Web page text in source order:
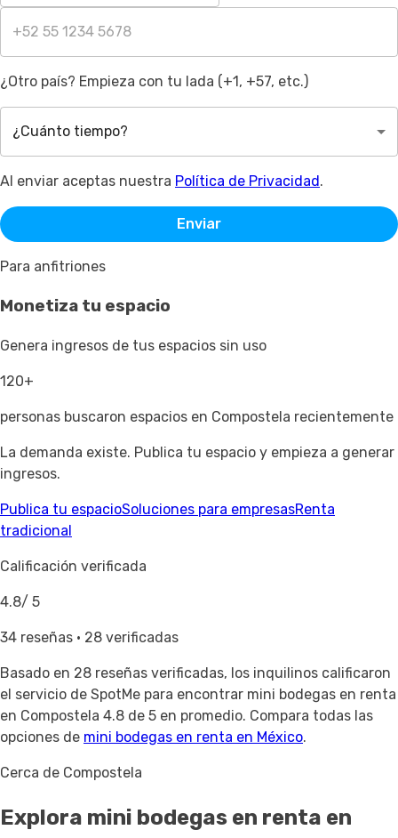
¿Otro país? Empieza con tu lada (+1, +57, etc.)
¿Cuánto tiempo?
Al enviar aceptas nuestra Política de Privacidad.
Enviar
Para anfitriones
Monetiza tu espacio
Genera ingresos de tus espacios sin uso
120+
personas buscaron espacios en Compostela recientemente
La demanda existe. Publica tu espacio y empieza a generar
ingresos.
Publica tu espacioSoluciones para empresasRenta
tradicional
Calificación verificada
4.8/ 5
34 reseñas · 28 verificadas
Basado en 28 reseñas verificadas, los inquilinos calificaron
el servicio de SpotMe para encontrar mini bodegas en renta
en Compostela 4.8 de 5 en promedio. Compara todas las
opciones de mini bodegas en renta en México.
Cerca de Compostela
Explora mini bodegas en renta en